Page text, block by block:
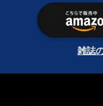
雑誌